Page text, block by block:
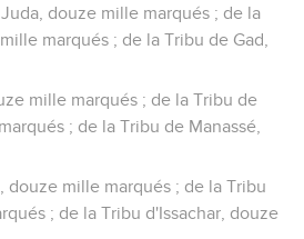
douze mille marqués ; de la
marqués ; de la Tribu de Gad,
mille marqués ; de la Tribu de
; de la Tribu de Manassé,
douze mille marqués ; de la Tribu
; de la Tribu d'Issachar, douze